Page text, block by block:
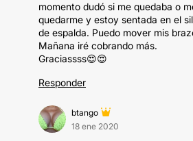
momento dudó si me quedaba o
quedarme y estoy sentada en el
de espalda. Puedo mover mis
Mañana iré cobrando más.
Graciassss😍😍
Responder
btango
18 ene 2020